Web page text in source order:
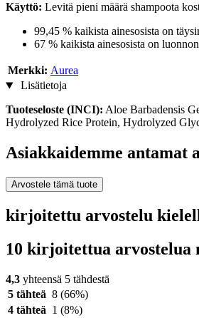
Käyttö: Levitä pieni määrä shampoota
99,45 % kaikista ainesosista on
67 % kaikista ainesosista on
Merkki: Aurea
Lisätietoja
Tuoteseloste (INCI): Aloe Barbadensis
Hydrolyzed Rice Protein, Hydrolyzed
Asiakkaidemme antamat
Arvostele tämä tuote
kirjoitettu arvostelu
10 kirjoitettua
4,3 yhteensä 5 tähdestä
5 tähteä 8 (66%)
4 tähteä 1 (8%)